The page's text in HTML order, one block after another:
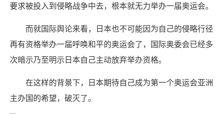
要求被投入到侵略战争中去，根本就无力举办一届奥运会。
而就国际舆论来看，日本也不可能因为自己的侵略行径
再有资格举办一届呼唤和平的奥运会了，国际奥委会已经多
次暗示乃至明示日本自己主动放弃举办资格。
在这样的背景下，日本期待自己成为第一个奥运会亚洲
主办国的希望，破灭了。